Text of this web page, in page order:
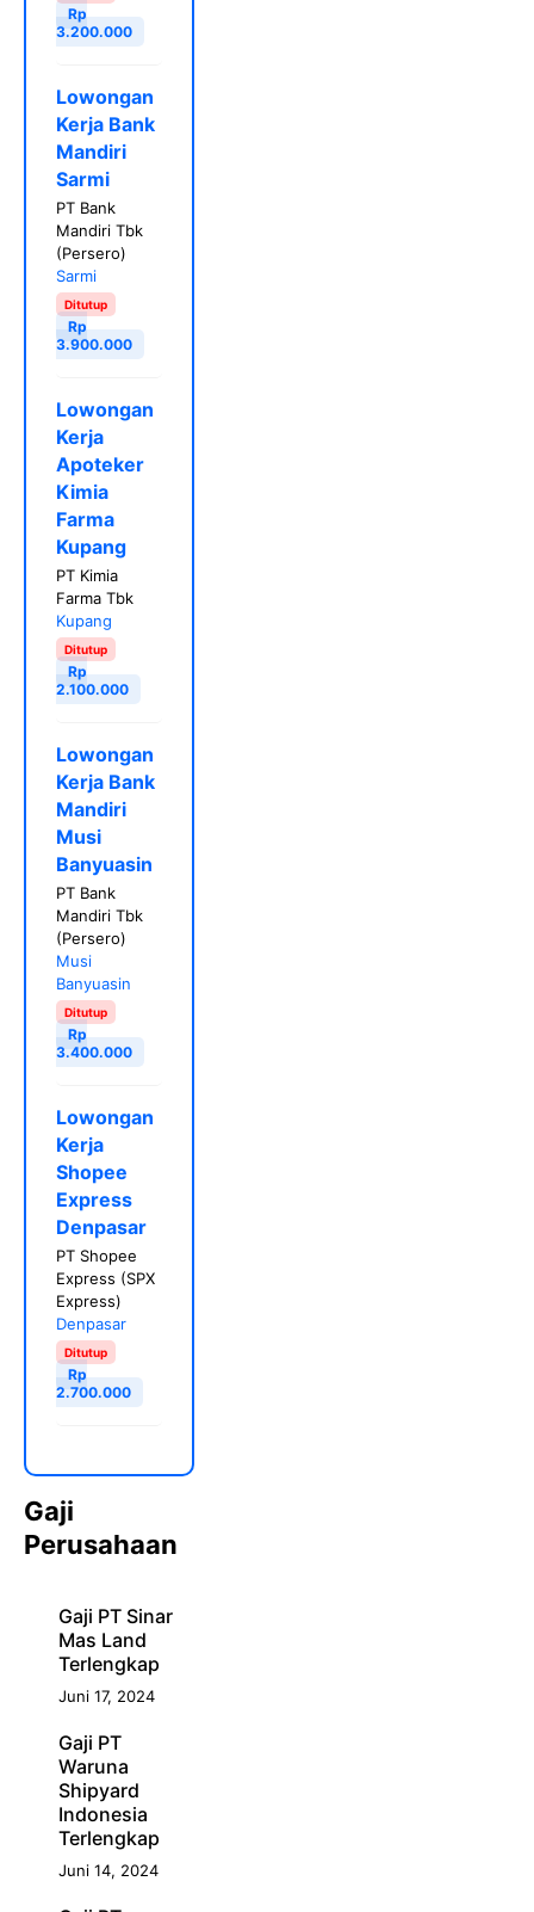
Rp
3.200.000
Lowongan
Kerja Bank
Mandiri
Sarmi
PT Bank
Mandiri Tbk
(Persero)
Sarmi
Ditutup
Rp
3.900.000
Lowongan
Kerja
Apoteker
Kimia
Farma
Kupang
PT Kimia
Farma Tbk
Kupang
Ditutup
Rp
2.100.000
Lowongan
Kerja Bank
Mandiri
Musi
Banyuasin
PT Bank
Mandiri Tbk
(Persero)
Musi
Banyuasin
Ditutup
Rp
3.400.000
Lowongan
Kerja
Shopee
Express
Denpasar
PT Shopee
Express (SPX
Express)
Denpasar
Ditutup
Rp
2.700.000
Gaji
Perusahaan
Gaji PT Sinar
Mas Land
Terlengkap
Juni 17, 2024
Gaji PT
Waruna
Shipyard
Indonesia
Terlengkap
Juni 14, 2024